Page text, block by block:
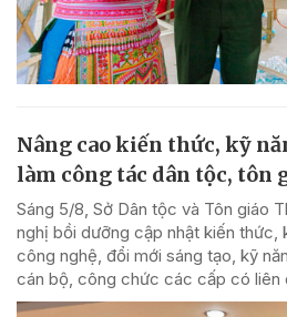
Nâng cao kiến thức, kỹ
làm công tác dân tộc, tôn
Sáng 5/8, Sở Dân tộc và Tôn giáo
nghị bồi dưỡng cập nhật kiến thức,
công nghệ, đổi mới sáng tạo, kỹ
cán bộ, công chức các cấp có liên